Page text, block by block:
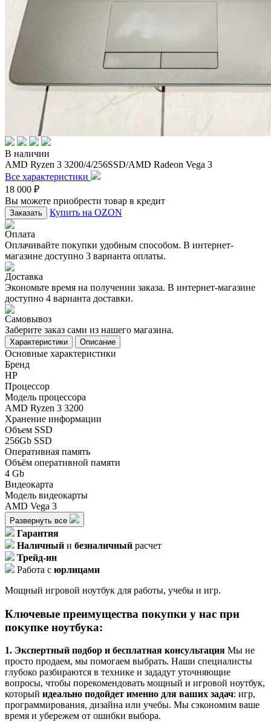
В наличии
AMD Ryzen 3 3200/4/256SSD/AMD Radeon Vega 3
Все характеристики
18 000 ₽
Вы можете приобрести товар в кредит
Заказать Купить на OZON
Оплата
Оплачивайте покупки удобным способом. В интернет-
магазине доступно 3 варианта оплаты.
Доставка
Экономьте время на получении заказа. В интернет-магазине
доступно 4 варианта доставки.
Самовывоз
Заберите заказ сами из нашего магазина.
Характеристики Описание
Основные характеристики
Бренд
HP
Процессор
Модель процессора
AMD Ryzen 3 3200
Хранение информации
Объем SSD
256Gb SSD
Оперативная память
Объём оперативной памяти
4 Gb
Видеокарта
Модель видеокарты
AMD Vega 3
Развернуть все
Гарантия
Наличный и безналичный расчет
Трейд-ин
Работа с юрлицами
Мощный игровой ноутбук для работы, учебы и игр.
Ключевые преимущества покупки у нас при
покупке ноутбука:
1. Экспертный подбор и бесплатная консультация Мы не
просто продаем, мы помогаем выбрать. Наши специалисты
глубоко разбираются в технике и зададут уточняющие
вопросы, чтобы порекомендовать мощный и игровой ноутбук,
который идеально подойдет именно для ваших задач: игр,
программирования, дизайна или учебы. Мы сэкономим ваше
время и убережем от ошибки выбора.